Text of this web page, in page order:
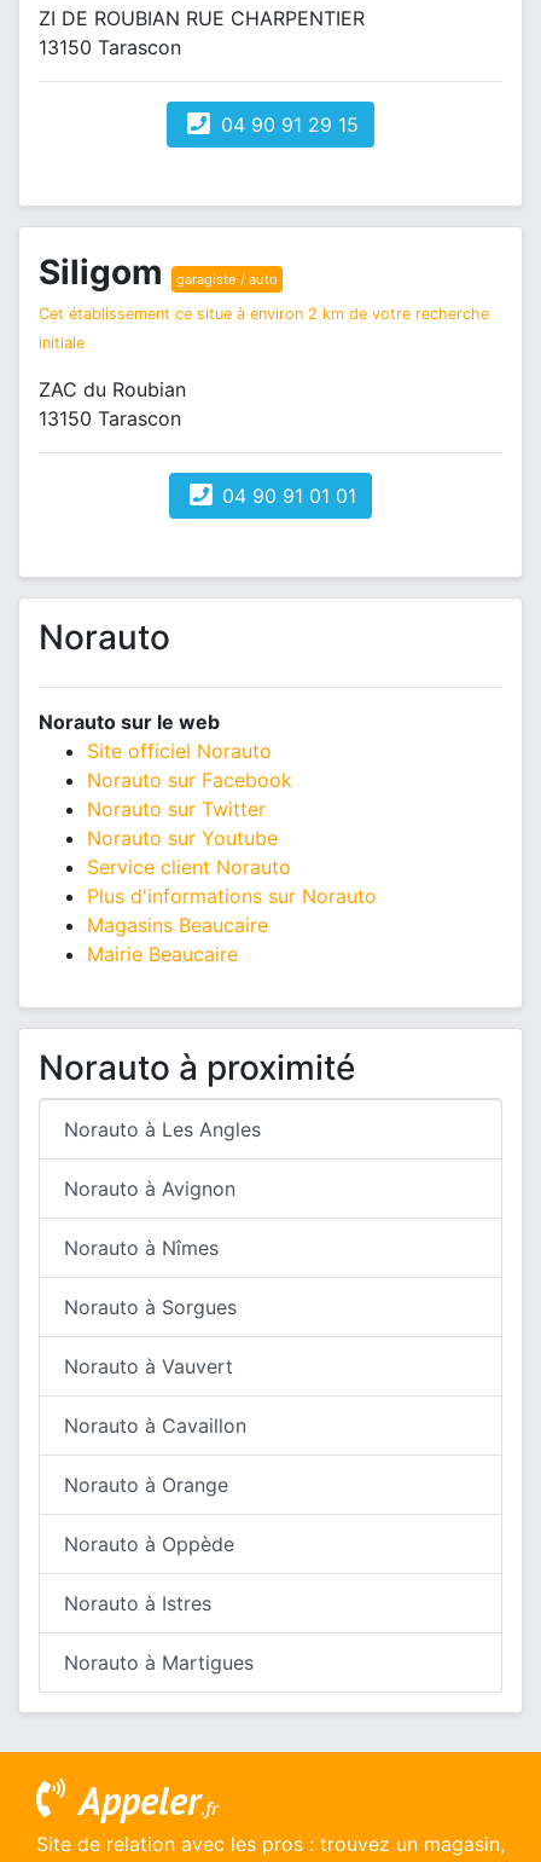
ZI DE ROUBIAN RUE CHARPENTIER
13150 Tarascon
04 90 91 29 15
Siligom garagiste / auto
Cet établissement ce situe à environ 2 km de votre recherche
initiale
ZAC du Roubian
13150 Tarascon
04 90 91 01 01
Norauto
Norauto sur le web
Site officiel Norauto
Norauto sur Facebook
Norauto sur Twitter
Norauto sur Youtube
Service client Norauto
Plus d'informations sur Norauto
Magasins Beaucaire
Mairie Beaucaire
Norauto à proximité
Norauto à Les Angles
Norauto à Avignon
Norauto à Nîmes
Norauto à Sorgues
Norauto à Vauvert
Norauto à Cavaillon
Norauto à Orange
Norauto à Oppède
Norauto à Istres
Norauto à Martigues
Appeler.fr
Site de relation avec les pros : trouvez un magasin,